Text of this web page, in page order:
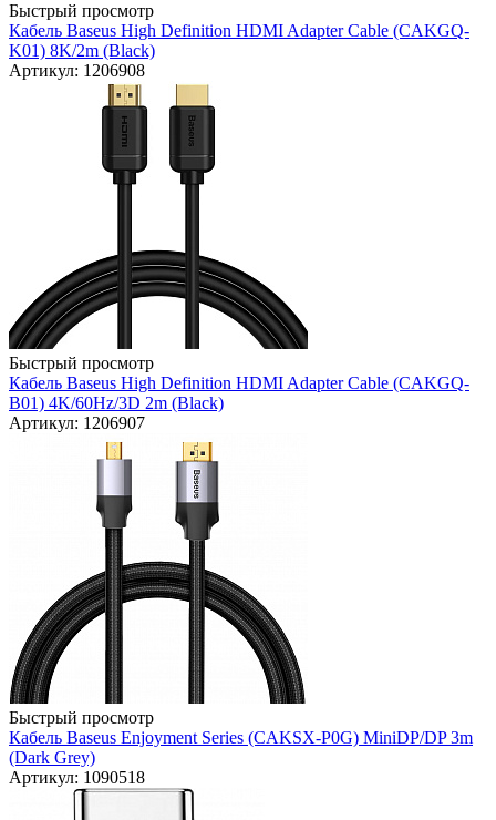
Быстрый просмотр
Кабель Baseus High Definition HDMI Adapter Cable (CAKGQ-
K01) 8K/2m (Black)
Артикул: 1206908
Быстрый просмотр
Кабель Baseus High Definition HDMI Adapter Cable (CAKGQ-
B01) 4K/60Hz/3D 2m (Black)
Артикул: 1206907
Быстрый просмотр
Кабель Baseus Enjoyment Series (CAKSX-P0G) MiniDP/DP 3m
(Dark Grey)
Артикул: 1090518